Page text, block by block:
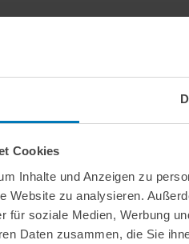
Cookies
Inhalte und Anzeigen zu
Website zu analysieren.
für soziale Medien, Werbung
Daten zusammen, die Sie